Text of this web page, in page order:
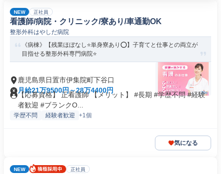
NEW 正社員
看護師/病院・クリニック/寮あり/車通勤OK
整形外科はやしだ病院
《病棟》【残業ほぼなし⭐単身寮あり⭕】子育てと仕事との両立が
目指せる整形外科専門病院⭐
鹿児島県日置市伊集院町下谷口
月給21万9500円～28万4400円
【応募資格】 正看護師 【メリット】 #長期 #学歴不問 #経験
者歓迎 #ブランクO...
学歴不問 経験者歓迎 +1個
気になる
NEW 正社員